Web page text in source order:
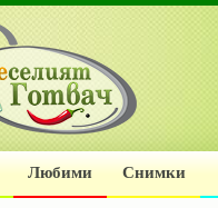
Любими Снимки